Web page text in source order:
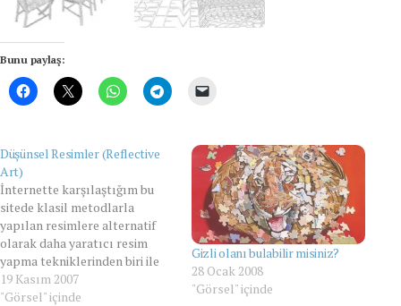
Bunu paylaş:
Düşünsel Resimler (Reflective
Art)
İnternette karşılaştığım bu
sitede klasil metodlarla
yapılan resimlere alternatif
olarak daha yaratıcı resim
yapma tekniklerinden biri ile
yapılmış resimler tanıtılmış.
Yansıma yöntemi kullanılan bu
19 Kasım 2007
"Görsel" içinde
Gizli olanı bulabilir misiniz?
28 Ocak 2008
"Görsel" içinde